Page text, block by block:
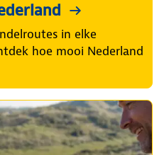
in elke
hoe mooi Nederland